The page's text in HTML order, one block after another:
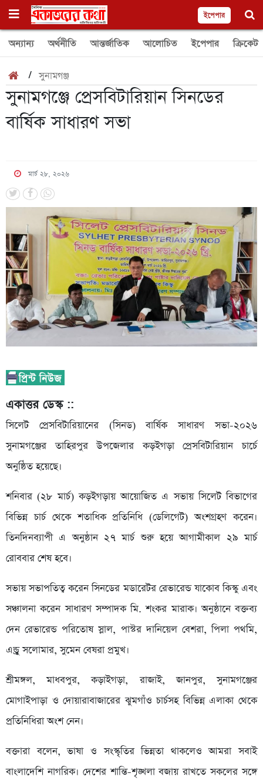
ইপেপার
অন্যান্য অর্থনীতি আন্তর্জাতিক আলোচিত ইপেপার ক্রিকেট
/সুনামগঞ্জ
সুনামগঞ্জে প্রেসবিটারিয়ান সিনডের
বার্ষিক সাধারণ সভা
মার্চ ২৮, ২০২৬
একাত্তর ডেস্ক ::
সিলেট প্রেসবিটারিয়ানের (সিনড) বার্ষিক সাধারণ সভা-২০২৬
সুনামগঞ্জের তাহিরপুর উপজেলার কড়ইগড়া প্রেসবিটারিয়ান চার্চে
অনুষ্ঠিত হয়েছে।
শনিবার (২৮ মার্চ) কড়ইগড়ায় আয়োজিত এ সভায় সিলেট বিভাগের
বিভিন্ন চার্চ থেকে শতাধিক প্রতিনিধি (ডেলিগেট) অংশগ্রহণ করেন।
তিনদিনব্যাপী এ অনুষ্ঠান ২৭ মার্চ শুরু হয়ে আগামীকাল ২৯ মার্চ
রোববার শেষ হবে।
সভায় সভাপতিত্ব করেন সিনডের মডারেটর রেভারেন্ড যাকোব কিস্কু এবং
সঞ্চালনা করেন সাধারণ সম্পাদক মি. শংকর মারাক। অনুষ্ঠানে বক্তব্য
দেন রেভারেন্ড পরিতোষ স্লাল, পাস্টর দানিয়েল বেশরা, পিলা পথমি,
এন্ড্রু সলোমার, সুমেন বেষরা প্রমুখ।
শ্রীমঙ্গল, মাধবপুর, কড়াইগড়া, রাজাই, জানপুর, সুনামগঞ্জের
মোগাইপাড়া ও দোয়ারাবাজারের ঝুমগাঁও চার্চসহ বিভিন্ন এলাকা থেকে
প্রতিনিধিরা অংশ নেন।
বক্তারা বলেন, ভাষা ও সংস্কৃতির ভিন্নতা থাকলেও আমরা সবাই
বাংলাদেশি নাগরিক। দেশের শান্তি-শৃঙ্খলা বজায় রাখতে সকলের সঙ্গে